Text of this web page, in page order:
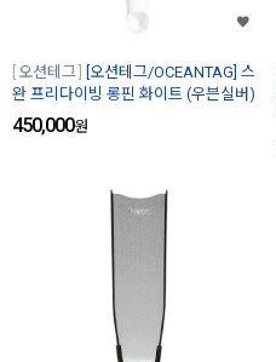
오션테그
[오션테그/OCEANTAG] 스
완 프리다이빙 롱핀 화이트 (우븐실버)
450,000원